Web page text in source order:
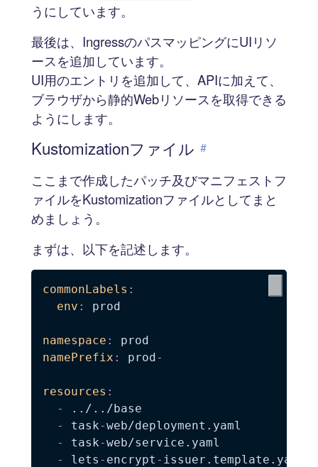
うにしています。
最後は、IngressのパスマッピングにUIリソ
ースを追加しています。
UI用のエントリを追加して、APIに加えて、
ブラウザから静的Webリソースを取得できる
ようにします。
Kustomizationファイル #
ここまで作成したパッチ及びマニフェストフ
ァイルをKustomizationファイルとしてまと
めましょう。
まずは、以下を記述します。
commonLabels :
env : prod
namespace :
namePrefix : prod-
resources :
-
../../base
-
task-web/deployment.yaml
-
task-web/service.yaml
-
lets - encrypt -